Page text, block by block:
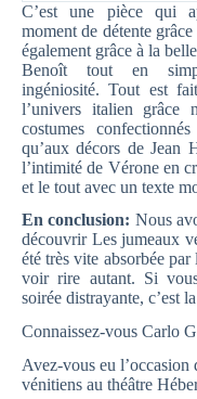
C’est une pièce qui
moment de détente
également grâce à la
Benoît tout en
ingéniosité. Tout est
l’univers italien grâce
costumes
qu’aux décors de Jean
l’intimité de Vérone en
et le tout avec un texte
En conclusion: Nous
découvrir Les jumeaux
été très vite absorbée
voir rire autant. Si
soirée distrayante, c’est
Connaissez-vous Carlo
Avez-vous eu
vénitiens au théâtre